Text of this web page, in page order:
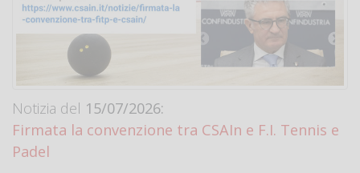
Notizia del 15/07/2026:
Firmata la convenzione tra CSAIn e F.I. Tennis e
Padel